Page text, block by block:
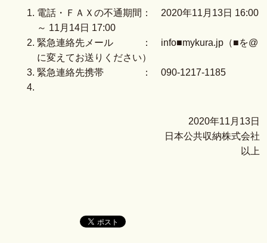
電話・ＦＡＸの不通期間： 2020年11月13日 16:00
～ 11月14日 17:00
緊急連絡先メール ： info■mykura.jp（■を@
に変えてお送りください）
緊急連絡先携帯 ： 090-1217-1185
2020年11月13日
日本公共収納株式会社
以上